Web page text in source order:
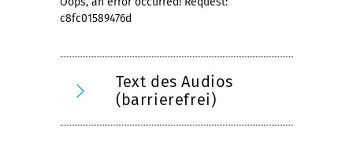
c8fc01589476d
Text des Audios
(barrierefrei)